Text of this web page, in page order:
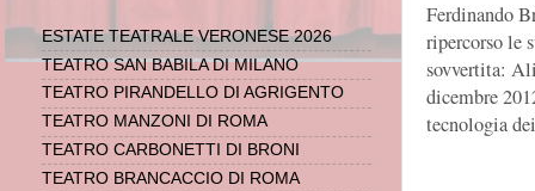
Ferdinando
ripercorso le
sovvertita:
dicembre
tecnologia
ESTATE TEATRALE VERONESE 2026
TEATRO SAN BABILA DI MILANO
TEATRO PIRANDELLO DI AGRIGENTO
TEATRO MANZONI DI ROMA
TEATRO CARBONETTI DI BRONI
TEATRO BRANCACCIO DI ROMA